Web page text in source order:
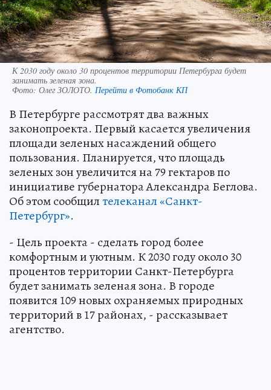
К 2030 году около 30 процентов территории Петербурга будет
занимать зеленая зона.
Фото: Олег ЗОЛОТО. Перейти в Фотобанк КП
В Петербурге рассмотрят два важных
законопроекта. Первый касается увеличения
площади зеленых насаждений общего
пользования. Планируется, что площадь
зеленых зон увеличится на 79 гектаров по
инициативе губернатора Александра Беглова.
Об этом сообщилтелеканал «Санкт-
Петербург».
- Цель проекта - сделать город более
комфортным и уютным. К 2030 году около 30
процентов территории Санкт-Петербурга
будет занимать зеленая зона. В городе
появится 109 новых охраняемых природных
территорий в 17 районах, - рассказывает
агентство.